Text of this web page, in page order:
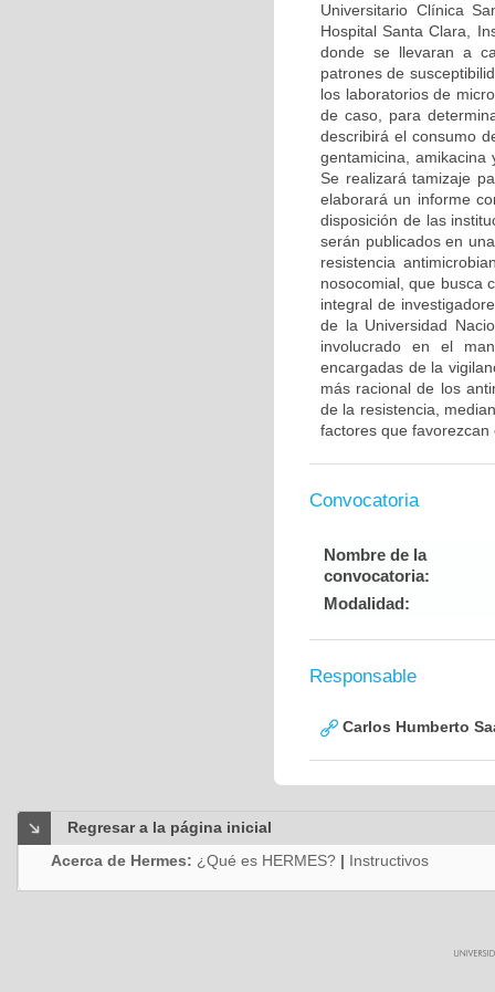
Universitario Clínica
Hospital Santa Clara,
donde se llevaran a
patrones de
los laboratorios de
de caso, para
describirá el consumo
gentamicina,
Se realizará tamizaje
elaborará un informe
disposición de las
serán publicados en
resistencia
nosocomial, que busca
integral de
de la Universidad
involucrado en el
encargadas de la
más racional de los
de la resistencia,
factores que
Convocatoria
Nombre de la
convocatoria:
Modalidad:
Responsable
Carlos Humberto
Regresar a la página inicial
Acerca de Hermes: ¿Qué es HERMES? | Instructivos